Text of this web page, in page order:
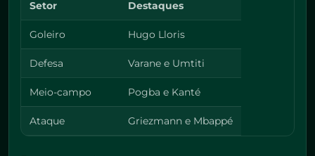
Setor Destaques
Goleiro Hugo Lloris
Defesa Varane e Umtiti
Meio-campo Pogba e Kanté
Ataque Griezmann e Mbappé